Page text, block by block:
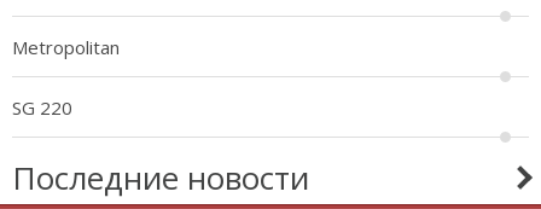
Metropolitan
SG 220
Последние новости